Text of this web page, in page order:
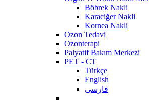
Böbrek Nakli
Karaciğer Nakli
Kornea Nakli
Ozon Tedavi
Ozonterapi
Palyatif Bakım Merkezi
PET - CT
Türkçe
English
فارسی